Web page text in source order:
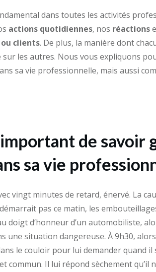
dans toutes les activités
actions quotidiennes, nos réactions
clients. De plus, la manière dont
sur les autres. Nous vous expliquons
sa vie professionnelle, mais aussi
de savoir
sa vie
vingt minutes de retard, énervé. La
pas ce matin, les
doigt d’honneur d’un automobiliste,
une situation dangereuse. À 9h30, alors
le couloir pour lui demander quand il
Il lui répond sèchement qu’il